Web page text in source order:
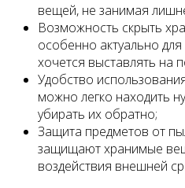
вещей, не занимая
Возможность скрыть
особенно актуально
хочется выставлять на
Удобство
можно легко находить
убирать их обратно;
Защита предметов от
защищают хранимые
воздействия внешней